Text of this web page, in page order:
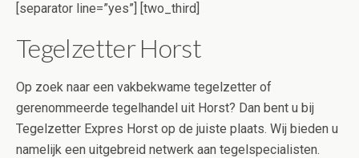
[separator line=”yes”] [two_third]
Tegelzetter Horst
Op zoek naar een vakbekwame tegelzetter of
gerenommeerde tegelhandel uit Horst? Dan bent u bij
Tegelzetter Expres Horst op de juiste plaats. Wij bieden u
namelijk een uitgebreid netwerk aan tegelspecialisten.